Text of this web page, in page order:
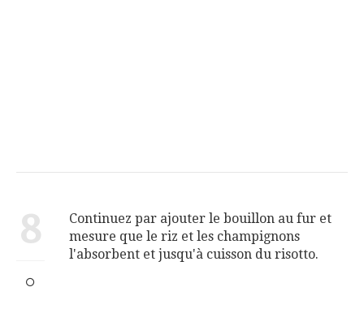
8
Continuez par ajouter le bouillon au fur et
mesure que le riz et les champignons
l'absorbent et jusqu'à cuisson du risotto.